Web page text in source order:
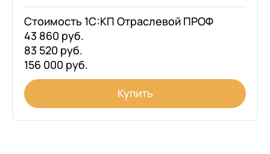
Стоимость 1С:КП Отраслевой ПРОФ
43 860 руб.
83 520 руб.
156 000 руб.
Купить